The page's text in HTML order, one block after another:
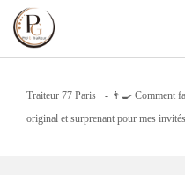
Traiteur 77 Paris - 👨‍🍳 Comment
original et surprenant pour mes